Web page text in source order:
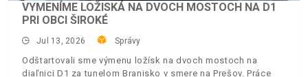
VYMENÍME LOŽISKÁ NA DVOCH MOSTOCH NA D1
PRI OBCI ŠIROKÉ
Jul 13, 2026 Správy
Odštartovali sme výmenu ložísk na dvoch mostoch na
diaľnici D1 za tunelom Branisko v smere na Prešov. Práce